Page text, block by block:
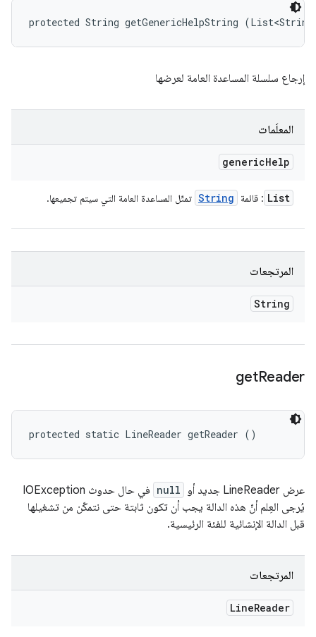
protected String getGenericHelpString
إرجاع سلسلة المساعدة العامة لعرضها
المعلَمات
genericHelp
List : قائمة String تمثّل المساعدة العامة التي سيتم تجميعها.
المرتجعات
String
getReader
protected static LineReader getReader ()
عرض LineReader جديد أو null
في حال حدوث IOException
يُرجى العِلم أنّ هذه الدالة يجب أن تكون ثابتة حتى نتمكّن من تشغيلها
قبل الدالة الإنشائية للفئة الرئيسية.
المرتجعات
LineReader